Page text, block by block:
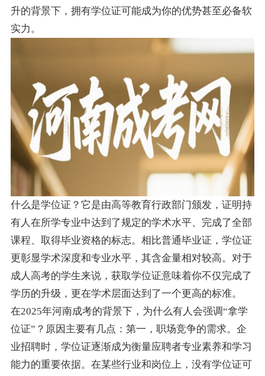
升的背景下，拥有学位证可能成为你的优势甚至必备软
实力。
什么是学位证？它是由高等教育行政部门颁发，证明持
有人在所学专业中达到了规定的学术水平、完成了全部
课程、取得毕业资格的标志。相比普通毕业证，学位证
更彰显学术深度和专业水平，其含金量相对较高。对于
成人高考的学生来说，获取学位证意味着你不仅完成了
学历的升级，更在学术层面达到了一个更高的标准。
在2025年河南成考的背景下，为什么有人会强调“拿学
位证”？原因主要有几点：第一，职场竞争的需求。企
业招聘时，学位证逐渐成为衡量应聘者专业素养和学习
能力的重要依据。在某些行业和岗位上，没有学位证可